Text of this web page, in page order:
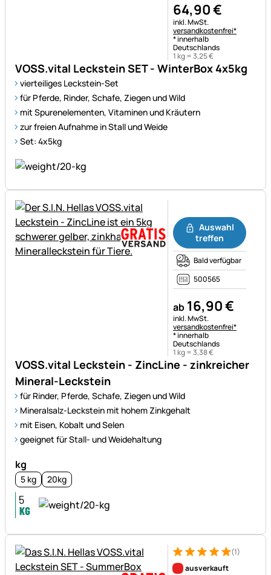
VOSS.vital Leckstein SET - WinterBox 4x5kg
vierteiliges Leckstein-Set
für Pferde, Rinder, Schafe, Ziegen und Wild
mit Spurenelementen, Vitaminen und Kräutern
zur freien Aufnahme in Stall und Weide
Set: 4x5kg
64,90€
Steuerhinweis:
inkl. MwSt.
versandkostenfrei*
* innerhalb
Deutschlands
1 kg =3,25€
VOSS.vital Leckstein - ZincLine - zinkreicher
Mineral-Leckstein
für Rinder, Pferde, Schafe, Ziegen und Wild
Mineralsalz-Leckstein mit hohem Zinkgehalt
mit Eisen, Kobalt und Selen
geeignet für Stall- und Weidehaltung
kg
5 kg 20kg
Auswahl
treffen
Bald verfügbar
500565
ab 16,90€
Steuerhinweis:
inkl. MwSt.
versandkostenfrei*
* innerhalb
Deutschlands
1 kg =3,38€
Bewertung: 5 von 5 (1
1 Bewertung
(1)
ausverkauft